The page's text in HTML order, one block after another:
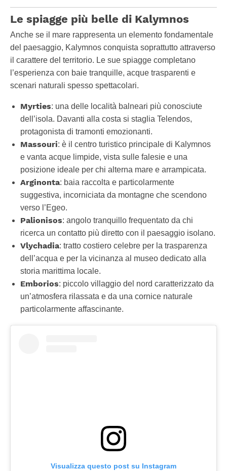
Le spiagge più belle di Kalymnos
Anche se il mare rappresenta un elemento fondamentale
del paesaggio, Kalymnos conquista soprattutto attraverso
il carattere del territorio. Le sue spiagge completano
l’esperienza con baie tranquille, acque trasparenti e
scenari naturali spesso spettacolari.
Myrties: una delle località balneari più conosciute
dell’isola. Davanti alla costa si staglia Telendos,
protagonista di tramonti emozionanti.
Massouri: è il centro turistico principale di Kalymnos
e vanta acque limpide, vista sulle falesie e una
posizione ideale per chi alterna mare e arrampicata.
Arginonta: baia raccolta e particolarmente
suggestiva, incorniciata da montagne che scendono
verso l’Egeo.
Palionisos: angolo tranquillo frequentato da chi
ricerca un contatto più diretto con il paesaggio isolano.
Vlychadia: tratto costiero celebre per la trasparenza
dell’acqua e per la vicinanza al museo dedicato alla
storia marittima locale.
Emborios: piccolo villaggio del nord caratterizzato da
un’atmosfera rilassata e da una cornice naturale
particolarmente affascinante.
Visualizza questo post su Instagram